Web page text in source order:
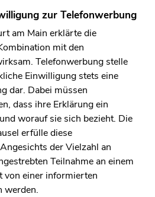
zur Telefonwerbung
am Main erklärte die
mit den
Telefonwerbung stelle
Einwilligung stets eine
dar. Dabei müssen
dass ihre Erklärung ein
worauf sie sich bezieht. Die
erfülle diese
der Vielzahl an
Teilnahme an einem
von einer informierten
werden.